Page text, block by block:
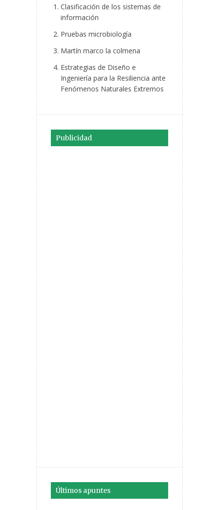
Clasificación de los sistemas de
información
Pruebas microbiología
Martín marco la colmena
Estrategias de Diseño e
Ingeniería para la Resiliencia ante
Fenómenos Naturales Extremos
Publicidad
Últimos apuntes